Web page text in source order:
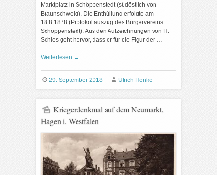
Marktplatz in Schöppenstedt (südöstlich von
Braunschweig). Die Enthüllung erfolgte am
18.8.1878 (Protokollauszug des Bürgervereins
Schöppenstedt). Aus den Aufzeichnungen von H.
Schies geht hervor, dass er für die Figur der …
Weiterlesen →
29. September 2018 Ulrich Henke
Kriegerdenkmal auf dem Neumarkt,
Hagen i. Westfalen